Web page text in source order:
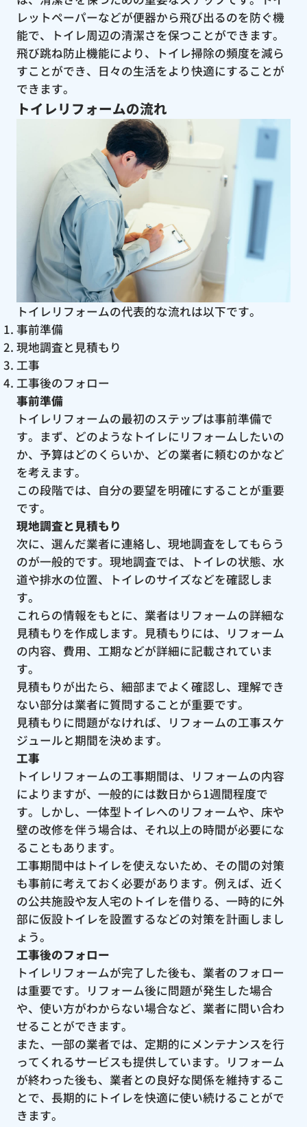
レットペーパーなどが便器から飛び出るのを防ぐ機
能で、トイレ周辺の清潔さを保つことができます。
飛び跳ね防止機能により、トイレ掃除の頻度を減ら
すことができ、日々の生活をより快適にすることが
できます。
トイレリフォームの流れ
トイレリフォームの代表的な流れは以下です。
事前準備
現地調査と見積もり
工事
工事後のフォロー
事前準備
トイレリフォームの最初のステップは事前準備で
す。まず、どのようなトイレにリフォームしたいの
か、予算はどのくらいか、どの業者に頼むのかなど
を考えます。
この段階では、自分の要望を明確にすることが重要
です。
現地調査と見積もり
次に、選んだ業者に連絡し、現地調査をしてもらう
のが一般的です。現地調査では、トイレの状態、水
道や排水の位置、トイレのサイズなどを確認しま
す。
これらの情報をもとに、業者はリフォームの詳細な
見積もりを作成します。見積もりには、リフォーム
の内容、費用、工期などが詳細に記載されていま
す。
見積もりが出たら、細部までよく確認し、理解でき
ない部分は業者に質問することが重要です。
見積もりに問題がなければ、リフォームの工事スケ
ジュールと期間を決めます。
工事
トイレリフォームの工事期間は、リフォームの内容
によりますが、一般的には数日から1週間程度で
す。しかし、一体型トイレへのリフォームや、床や
壁の改修を伴う場合は、それ以上の時間が必要にな
ることもあります。
工事期間中はトイレを使えないため、その間の対策
も事前に考えておく必要があります。例えば、近く
の公共施設や友人宅のトイレを借りる、一時的に外
部に仮設トイレを設置するなどの対策を計画しまし
ょう。
工事後のフォロー
トイレリフォームが完了した後も、業者のフォロー
は重要です。リフォーム後に問題が発生した場合
や、使い方がわからない場合など、業者に問い合わ
せることができます。
また、一部の業者では、定期的にメンテナンスを行
ってくれるサービスも提供しています。リフォーム
が終わった後も、業者との良好な関係を維持するこ
とで、長期的にトイレを快適に使い続けることがで
きます。